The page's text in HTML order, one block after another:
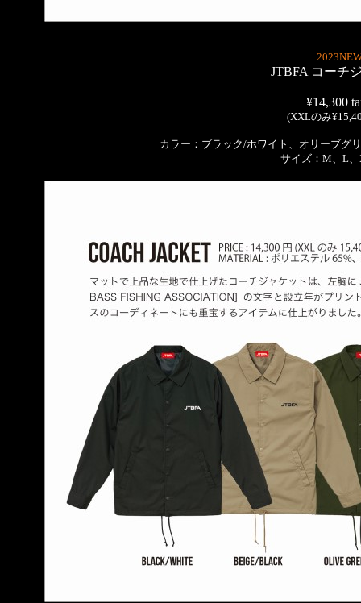
JTBFA コーチ
¥14,300
(XXLのみ
カラー：ブラック/ホワイト、オリーブグ
サイズ：M、L